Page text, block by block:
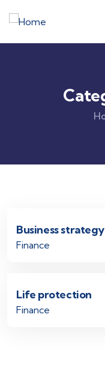
Business strategy
Finance
Life protection
Finance